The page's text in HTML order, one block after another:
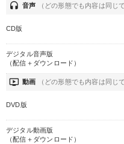
headset 音声 （どの形態でも内容は同じ
CD版
デジタル音声版
（配信＋ダウンロード）
ondemand_video 動画 （どの形態でも内容は同じ
DVD版
デジタル動画版
（配信＋ダウンロード）